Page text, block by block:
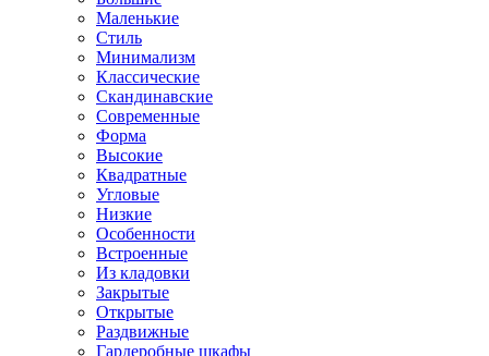
Маленькие
Стиль
Минимализм
Классические
Скандинавские
Современные
Форма
Высокие
Квадратные
Угловые
Низкие
Особенности
Встроенные
Из кладовки
Закрытые
Открытые
Раздвижные
Гардеробные шкафы